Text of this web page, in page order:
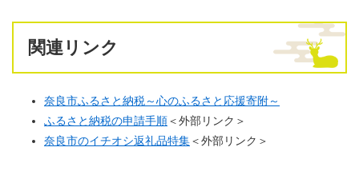
関連リンク
奈良市ふるさと納税～心のふるさと応援寄附～
ふるさと納税の申請手順＜外部リンク＞
奈良市のイチオシ返礼品特集＜外部リンク＞